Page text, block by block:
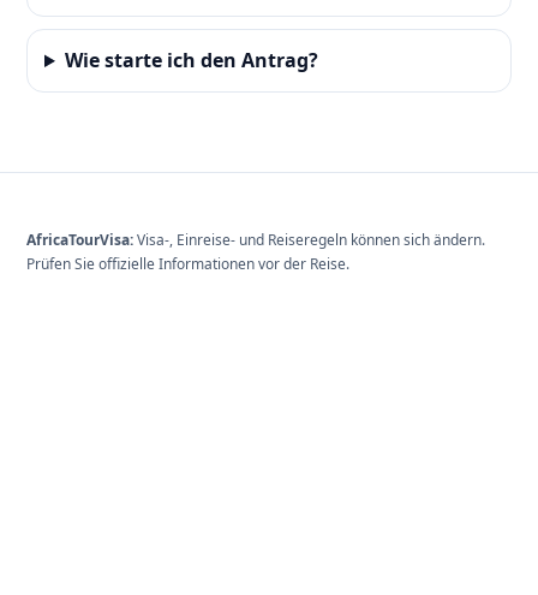
Wie starte ich den Antrag?
AfricaTourVisa:Visa-, Einreise- und Reiseregeln können sich ändern.
Prüfen Sie offizielle Informationen vor der Reise.